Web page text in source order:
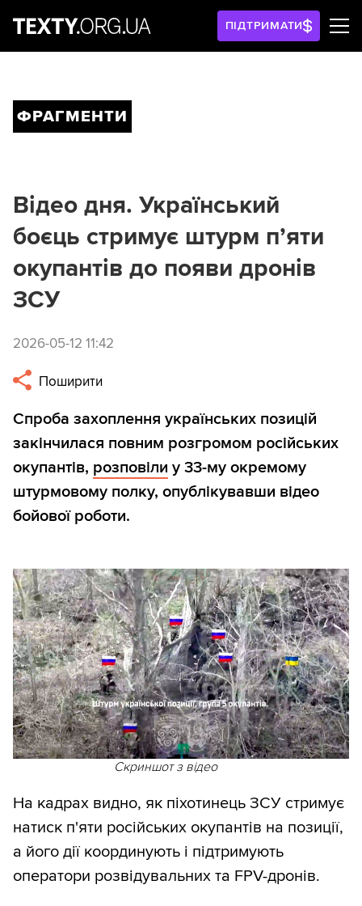
ПІДТРИМАТИ
ФРАГМЕНТИ
Відео дня. Український
боєць стримує штурм п’яти
окупантів до появи дронів
ЗСУ
2026-05-12 11:42
Поширити
Спроба захоплення українських позицій
закінчилася повним розгромом російських
окупантів, розповіли у 33-му окремому
штурмовому полку, опублікувавши відео
бойової роботи.
Скриншот з відео
На кадрах видно, як піхотинець ЗСУ стримує
натиск п'яти російських окупантів на позиції,
а його дії координують і підтримують
оператори розвідувальних та FPV-дронів.